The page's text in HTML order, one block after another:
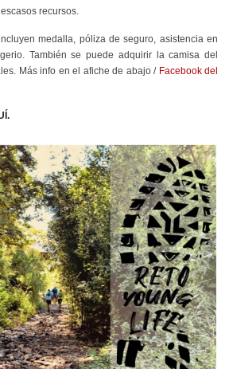
recursos.
medalla, póliza de seguro, asistencia en
También se puede adquirir la camisa del
Más info en el afiche de abajo / Facebook del